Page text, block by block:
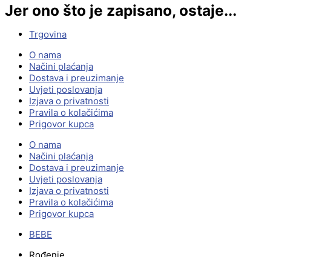
Jer ono što je zapisano, ostaje...
Trgovina
O nama
Načini plaćanja
Dostava i preuzimanje
Uvjeti poslovanja
Izjava o privatnosti
Pravila o kolačićima
Prigovor kupca
O nama
Načini plaćanja
Dostava i preuzimanje
Uvjeti poslovanja
Izjava o privatnosti
Pravila o kolačićima
Prigovor kupca
BEBE
Rođenje